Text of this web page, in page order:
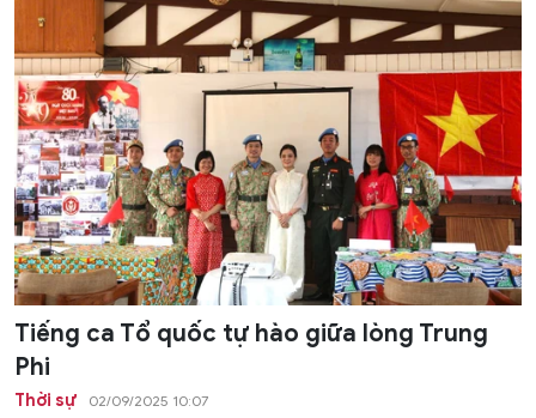
Tiếng ca Tổ quốc tự hào giữa lòng Trung
Phi
Thời sự 02/09/2025 10:07